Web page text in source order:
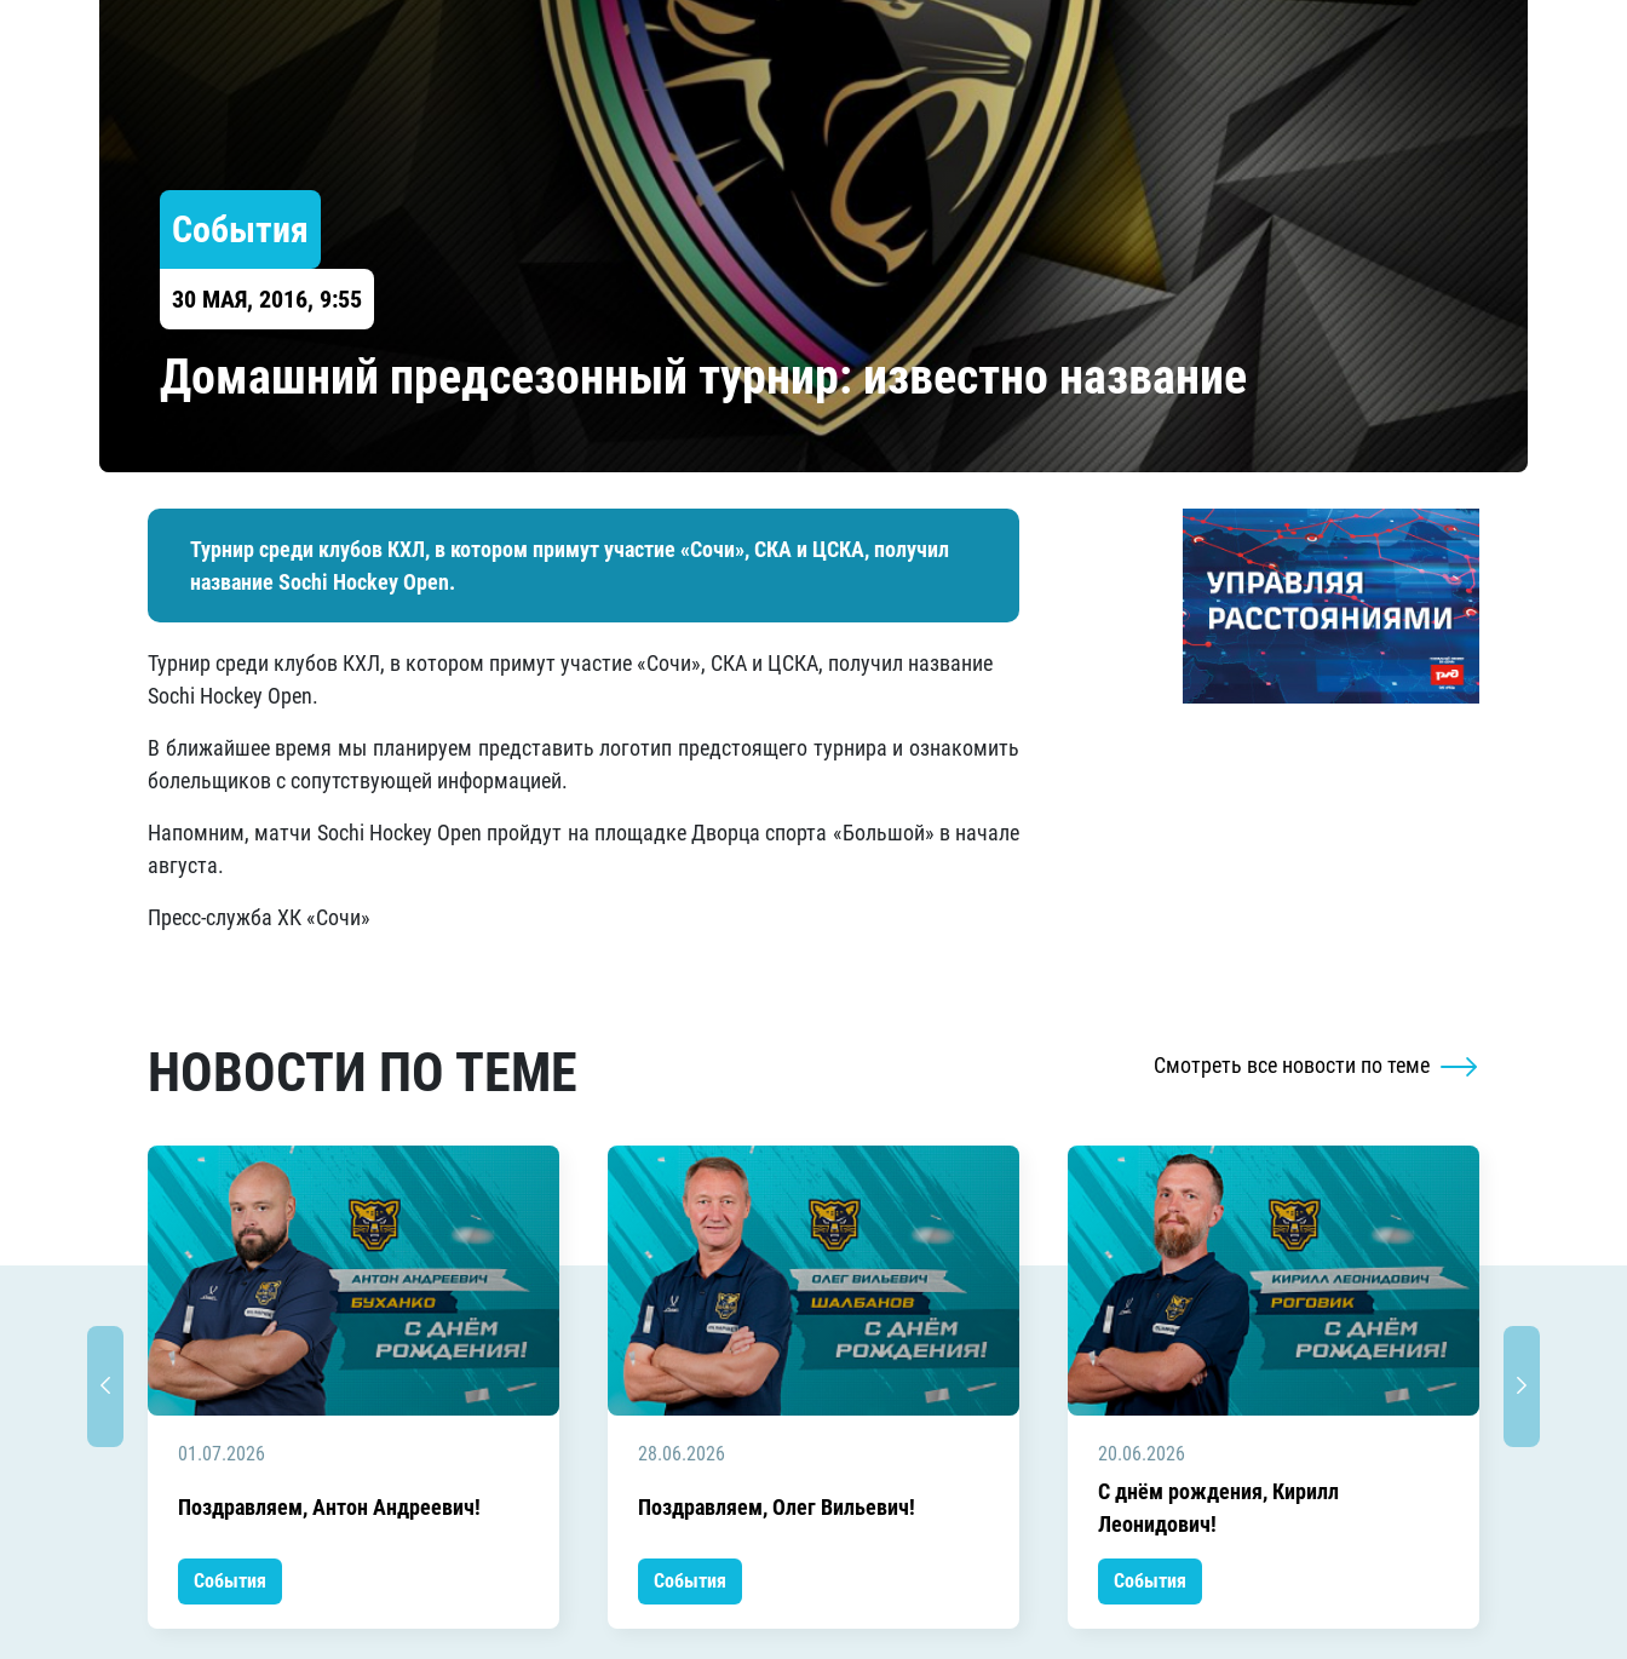
Локомотив Амур
Барыс
Салават Юлаев
Сибирь
События
30 МАЯ, 2016, 9:55
Домашний предсезонный турнир: известно название
Турнир среди клубов КХЛ, в котором примут участие «Сочи», СКА и ЦСКА, получил
название Sochi Hockey Open.
Турнир среди клубов КХЛ, в котором примут участие «Сочи», СКА и ЦСКА, получил название
Sochi Hockey Open.
В ближайшее время мы планируем представить логотип предстоящего турнира и ознакомить
болельщиков с сопутствующей информацией.
Напомним, матчи Sochi Hockey Open пройдут на площадке Дворца спорта «Большой» в начале
августа.
Пресс-служба ХК «Сочи»
НОВОСТИ ПО ТЕМЕ Смотреть все новости по теме
01.07.2026
Поздравляем, Антон Андреевич!
События
28.06.2026
Поздравляем, Олег Вильевич!
События
20.06.2026
C днём рождения, Кирилл
Леонидович!
События